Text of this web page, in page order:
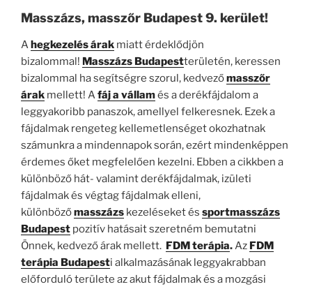
Masszázs, masszőr Budapest 9. kerület!
A hegkezelés árak miatt érdeklődjön
bizalommal! Masszázs Budapestterületén, keressen
bizalommal ha segítségre szorul, kedvezőmasszőr
árak mellett! A fáj a vállamés a derékfájdalom a
leggyakoribb panaszok, amellyel felkeresnek. Ezek a
fájdalmak rengeteg kellemetlenséget okozhatnak
számunkra a mindennapok során, ezért mindenképpen
érdemes őket megfelelően kezelni. Ebben a cikkben a
különböző hát- valamint derékfájdalmak, izületi
fájdalmak és végtag fájdalmak elleni,
különbözőmasszázs kezeléseket és sportmasszázs
Budapest pozitív hatásait szeretném bemutatni
Önnek, kedvező árak mellett. FDM terápia. Az FDM
terápia Budapesti alkalmazásának leggyakrabban
előforduló területe az akut fájdalmak és a mozgási